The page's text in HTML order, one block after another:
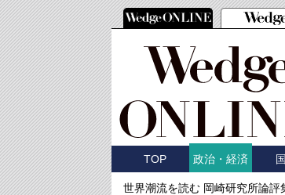
TOP 政治・経済
世界潮流を読む 岡崎研究所論評